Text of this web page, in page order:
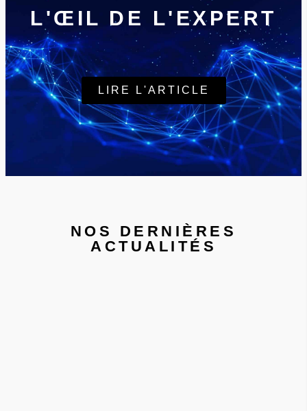
L'ŒIL DE L'EXPERT
LIRE L'ARTICLE
NOS DERNIÈRES
ACTUALITÉS